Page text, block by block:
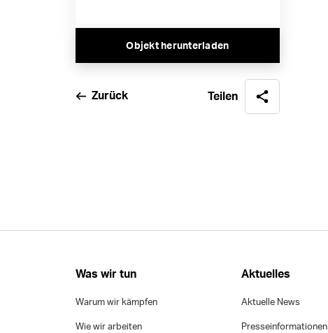
Objekt herunterladen
Zurück Teilen
Was wir tun
Warum wir kämpfen
Wie wir arbeiten
Aktuelles
Aktuelle News
Presseinformationen